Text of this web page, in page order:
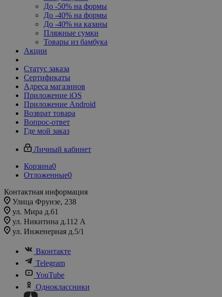
До -50% на формы
До -40% на формы
До -40% на казаны
Пляжные сумки
Товары из бамбука
Акции
Статус заказа
Сертификаты
Адреса магазинов
Приложение iOS
Приложение Android
Возврат товара
Вопрос-ответ
Где мой заказ
Личный кабинет
Корзина0
Отложенные0
Контактная информация
Улица Фрунзе, 238​
ул. Мира д.61
ул. Никитина д.112 А
ул. Инженерная д.5/1
Вконтакте
Telegram
YouTube
Одноклассники